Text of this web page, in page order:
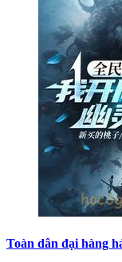
Toàn dân đại hàng